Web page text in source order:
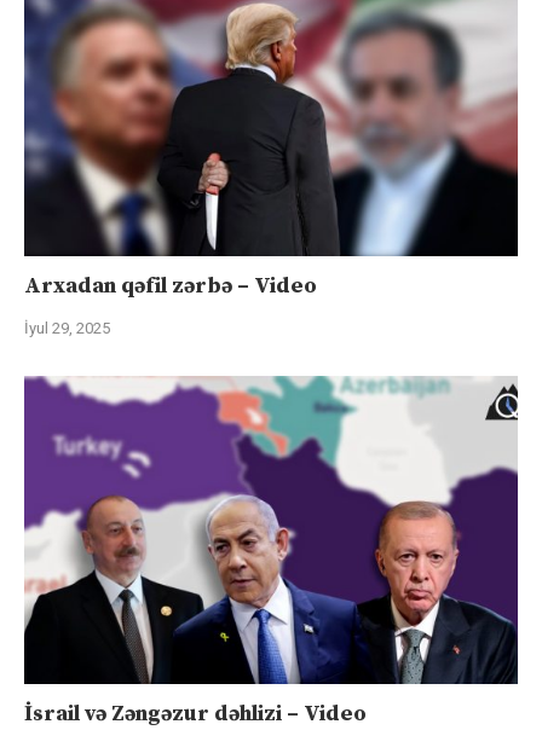
Arxadan qəfil zərbə – Video
İyul 29, 2025
İsrail və Zəngəzur dəhlizi – Video